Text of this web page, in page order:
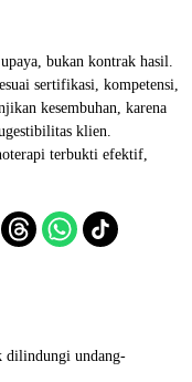
bukan kontrak hasil.
sertifikasi, kompetensi,
kesembuhan, karena
klien.
terbukti efektif,
dilindungi undang-